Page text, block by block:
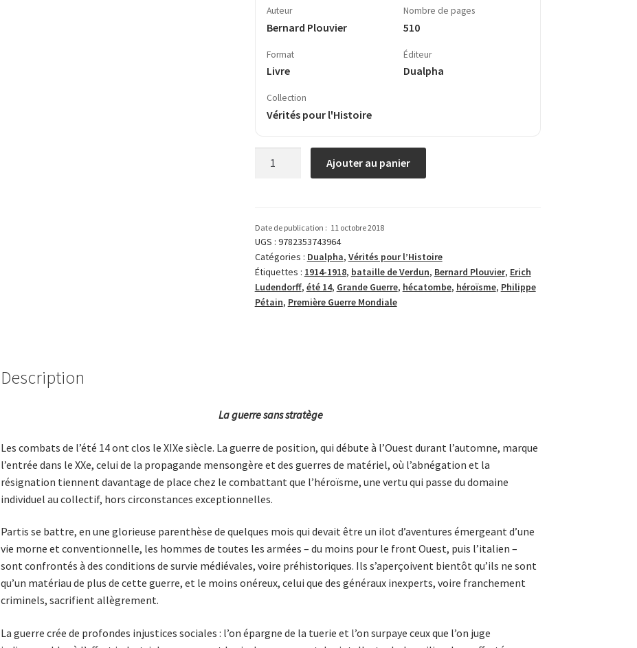
Auteur
Bernard Plouvier
Nombre de pages
510
Format
Livre
Éditeur
Dualpha
Collection
Vérités pour l'Histoire
1914
–
mai
1917)
Ajouter au panier
Date de publication : 11 octobre 2018
UGS : 9782353743964
Catégories : Dualpha, Vérités pour l’Histoire
Étiquettes : 1914-1918, bataille de Verdun, Bernard Plouvier, Erich
Ludendorff, été 14, Grande Guerre, hécatombe, héroïsme, Philippe
Pétain, Première Guerre Mondiale
Description
La guerre sans stratège
Les combats de l’été 14 ont clos le XIXe siècle. La guerre de position, qui débute à l’Ouest durant l’automne, marque
l’entrée dans le XXe, celui de la propagande mensongère et des guerres de matériel, où l’abnégation et la
résignation tiennent davantage de place chez le combattant que l’héroïsme, une vertu qui passe du domaine
individuel au collectif, hors circonstances exceptionnelles.
Partis se battre, en une glorieuse parenthèse de quelques mois qui devait être un ilot d’aventures émergeant d’une
vie morne et conventionnelle, les hommes de toutes les armées – du moins pour le front Ouest, puis l’italien –
sont confrontés à des conditions de survie médiévales, voire préhistoriques. Ils s’aperçoivent bientôt qu’ils ne sont
qu’un matériau de plus de cette guerre, et le moins onéreux, celui que des généraux inexperts, voire franchement
criminels, sacrifient allègrement.
La guerre crée de profondes injustices sociales : l’on épargne de la tuerie et l’on surpaye ceux que l’on juge